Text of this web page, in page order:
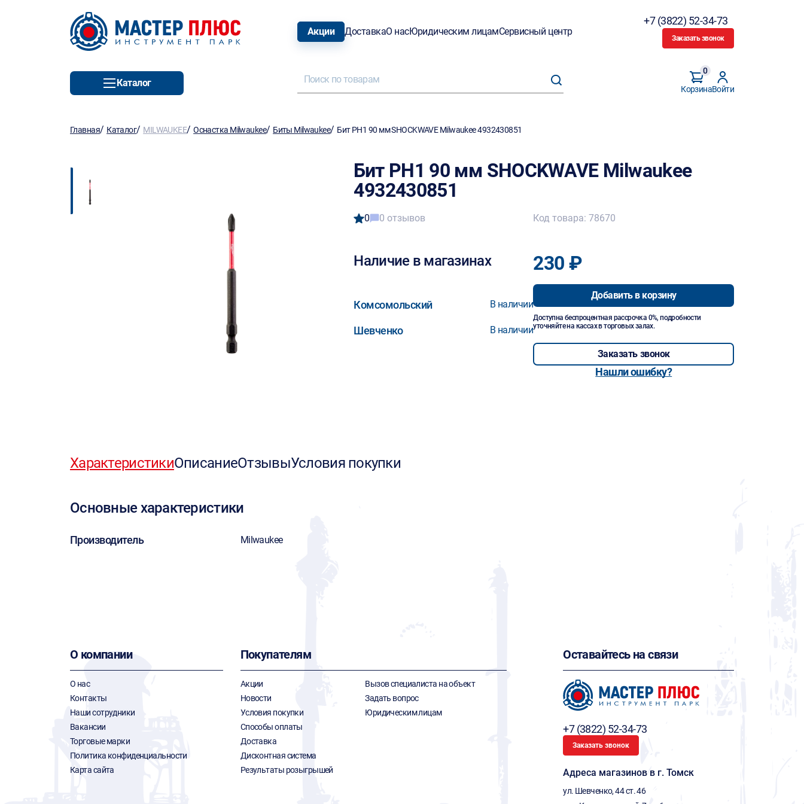
Акции ДоставкаО насЮридическим лицамСервисный центр
+7 (3822) 52-34-73
Заказать звонок
Каталог
Корзина
0
Войти
Главная/ Каталог/ MILWAUKEE/Оснастка Milwaukee/ Биты Milwaukee/ Бит PH1 90 мм SHOCKWAVE Milwaukee 4932430851
Бит PH1 90 мм SHOCKWAVE Milwaukee
4932430851
0 0 отзывов
Наличие в магазинах
Комсомольский В наличии
Шевченко В наличии
Код товара: 78670
230 ₽
Добавить в корзину
Доступна беспроцентная рассрочка 0%, подробности
уточняйте на кассах в торговых залах.
Заказать звонок
Нашли ошибку?
ХарактеристикиОписаниеОтзывыУсловия покупки
Основные характеристики
Производитель Milwaukee
О компании
О нас
Контакты
Наши сотрудники
Вакансии
Торговые марки
Политика конфиденциальности
Карта сайта
Покупателям
Акции
Новости
Условия покупки
Способы оплаты
Доставка
Дисконтная система
Результаты розыгрышей
Вызов специалиста на объект
Задать вопрос
Юридическим лицам
Оставайтесь на связи
+7 (3822) 52-34-73
Заказать звонок
Адреса магазинов в г. Томск
ул. Шевченко, 44 ст. 46